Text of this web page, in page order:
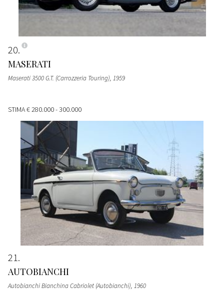
20
MASERATI
Maserati 3500 G.T. (Carrozzeria Touring), 1959
STIMA€ 280.000 - 300.000
21
AUTOBIANCHI
Autobianchi Bianchina Cabriolet (Autobianchi), 1960